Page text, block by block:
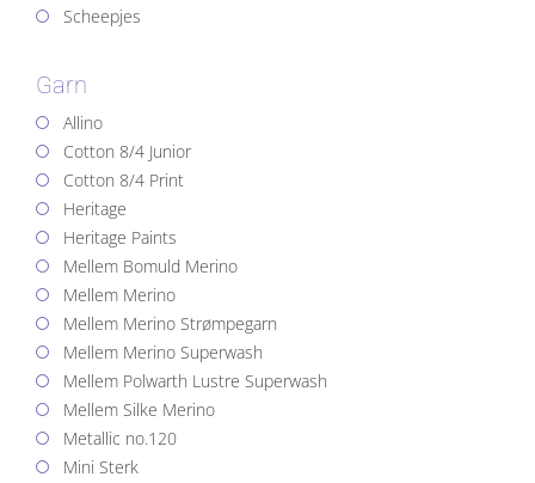
Scheepjes
Garn
Allino
Cotton 8/4 Junior
Cotton 8/4 Print
Heritage
Heritage Paints
Mellem Bomuld Merino
Mellem Merino
Mellem Merino Strømpegarn
Mellem Merino Superwash
Mellem Polwarth Lustre Superwash
Mellem Silke Merino
Metallic no.120
Mini Sterk